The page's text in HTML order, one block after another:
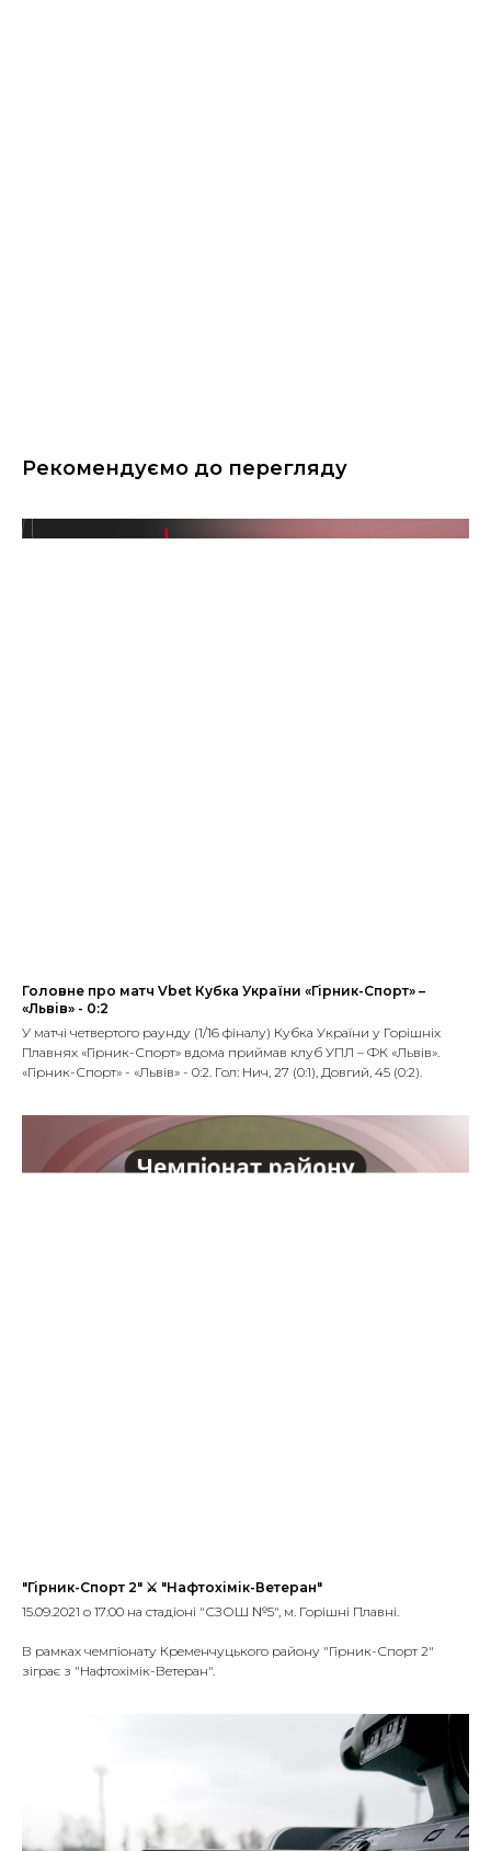
Рекомендуємо до перегляду
Головне про матч Vbet Кубка України «Гірник-Спорт» –
«Львів» - 0:2
У матчі четвертого раунду (1/16 фіналу) Кубка України у Горішніх
Плавнях «Гірник-Спорт» вдома приймав клуб УПЛ – ФК «Львів».
«Гірник-Спорт» - «Львів» - 0:2. Гол: Нич, 27 (0:1), Довгий, 45 (0:2).
"Гірник-Спорт 2" ⚔️ "Нафтохімік-Ветеран"
15.09.2021 о 17:00 на стадіоні "СЗОШ №5", м. Горішні Плавні.
В рамках чемпіонату Кременчуцького району "Гірник-Спорт 2"
зіграє з "Нафтохімік-Ветеран".